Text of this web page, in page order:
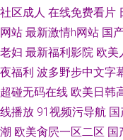
社区成人 在线免费看片
网站 最新激情h网站 国
老妇 最新福利影院 欧美
夜福利 波多野步中文字
超碰无码在线 欧美日韩
线播放 91视频污导航 国
潮 欧美肏屄一区二区 国